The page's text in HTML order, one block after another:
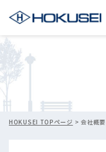
HOKUSEI TOPページ > 会社概要